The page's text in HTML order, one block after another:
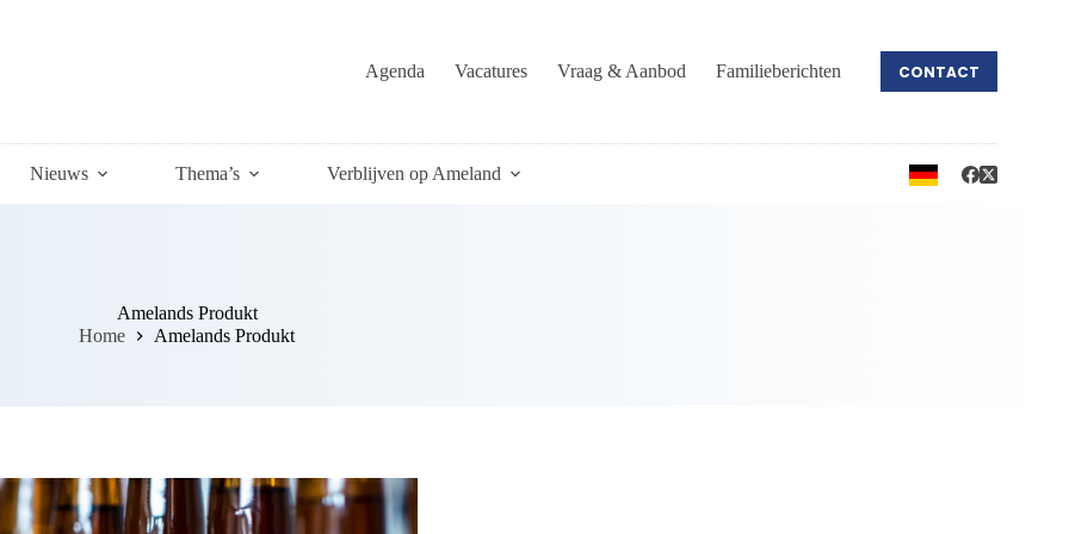
Agenda Vacatures Vraag & Aanbod Familieberichten CONTACT
Nieuws Thema’s Verblijven op Ameland
Amelands Produkt
Home
Amelands Produkt